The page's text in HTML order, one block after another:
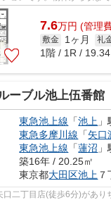
ごみ置き場が...
7.6万円 (管理
敷金 1ヶ月 礼
1階 / 1R / 19.34
ーブル池上伍番館
東急池上線 「池上
東急多摩川線 「矢口
東急池上線 「蓮沼
築16年 / 20.25㎡
東京都大田区池上
口二丁目店(徒歩6分)があり